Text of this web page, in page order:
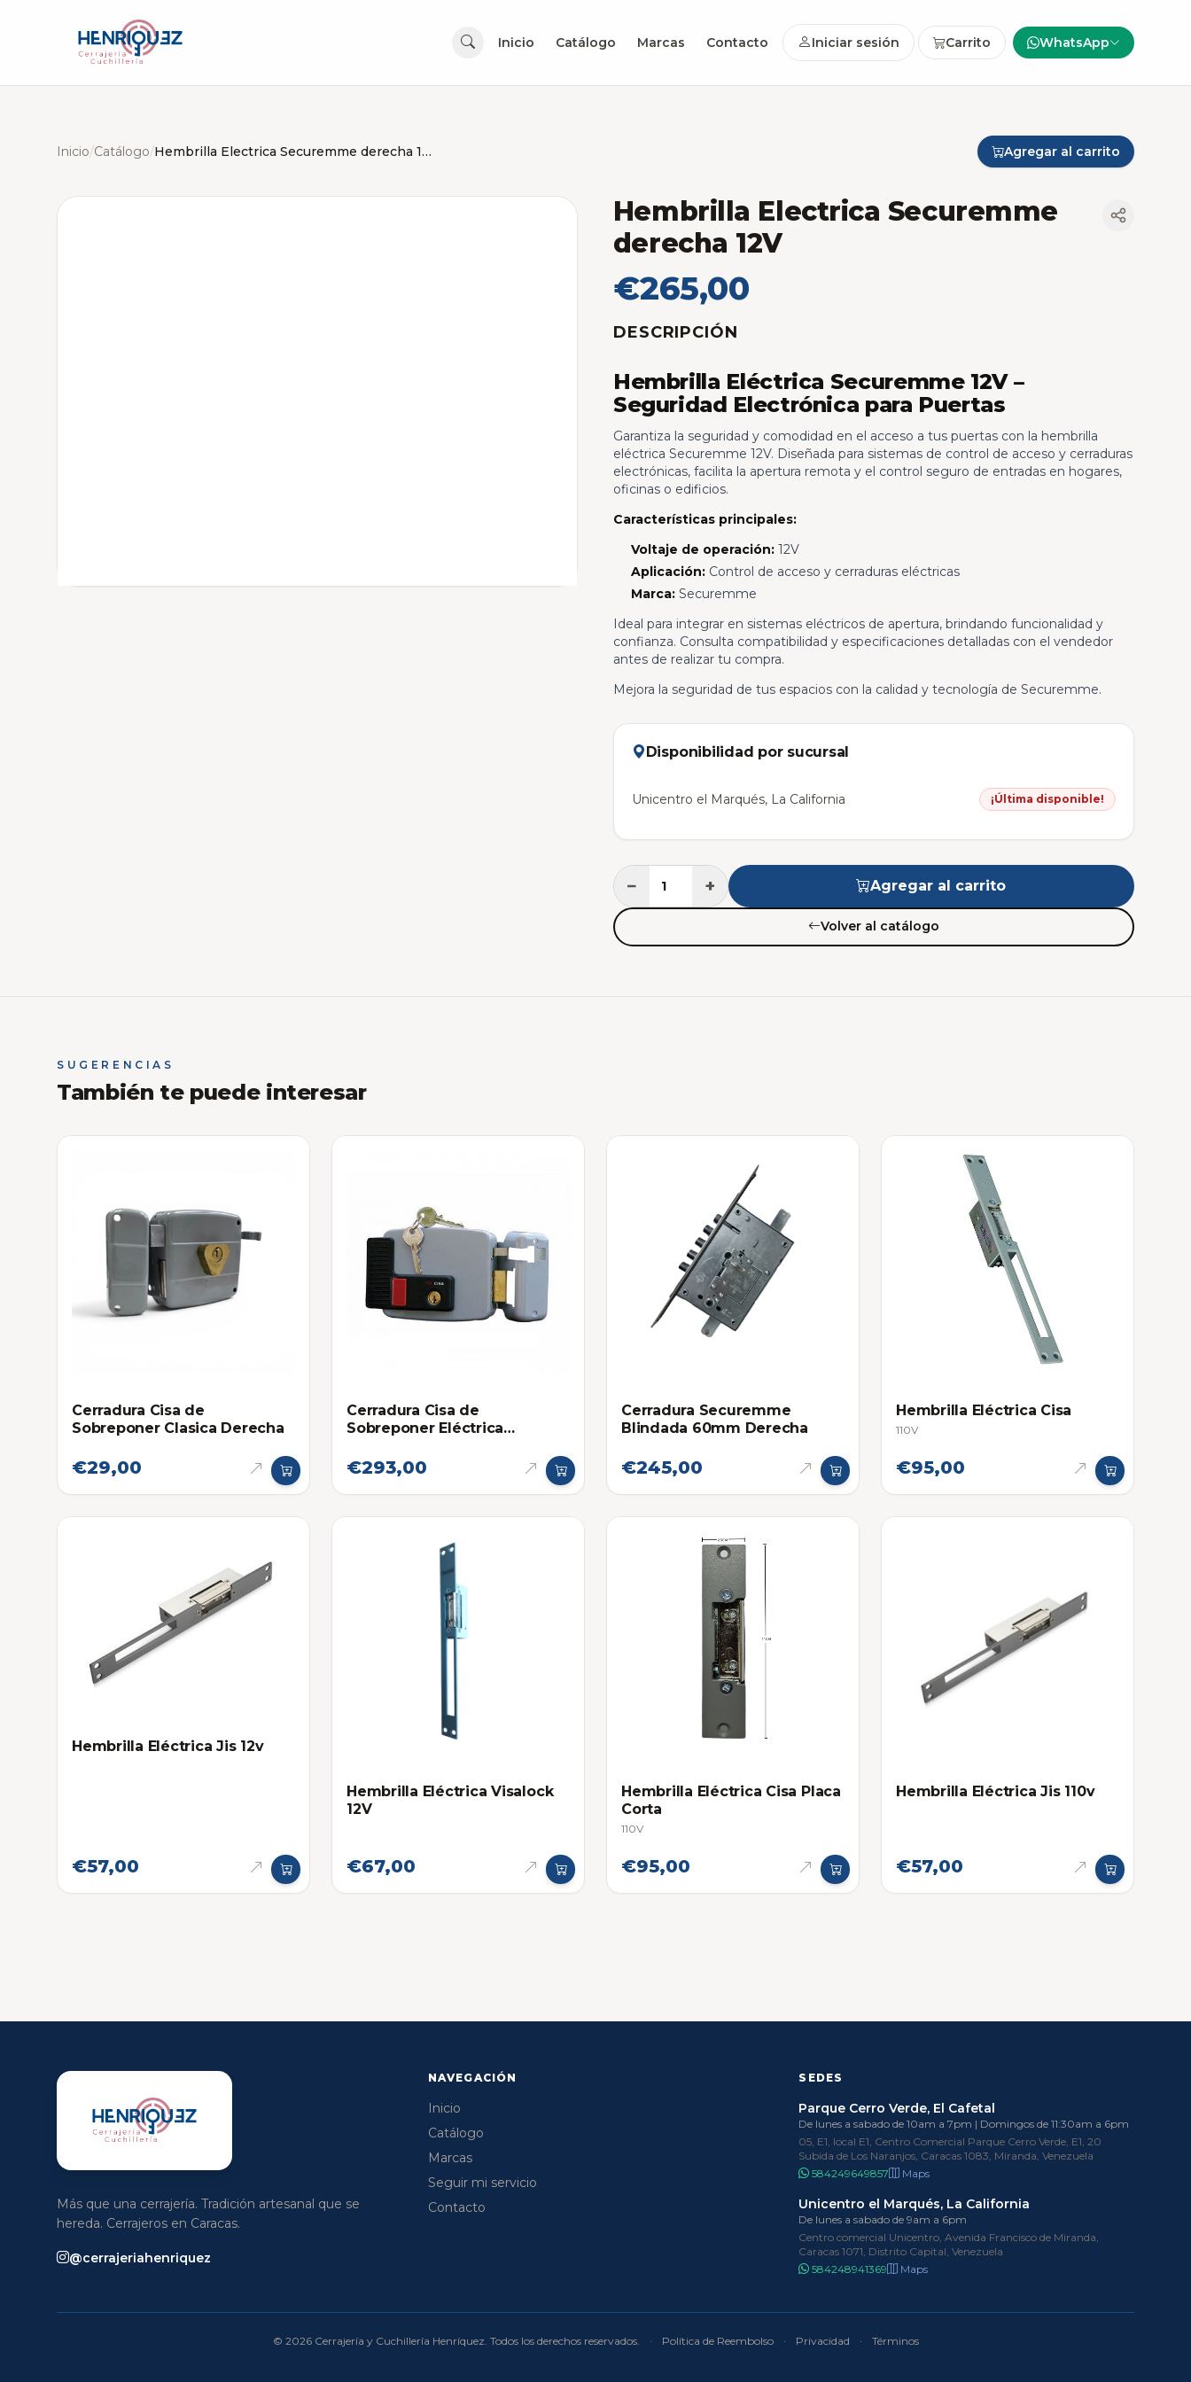
Inicio Catálogo Marcas Contacto Iniciar sesión Carrito WhatsApp
Inicio/Catálogo/ Hembrilla Electrica Securemme derecha 12V Agregar al carrito
Hembrilla Electrica Securemme
derecha 12V
€265,00
DESCRIPCIÓN
Hembrilla Eléctrica Securemme 12V –
Seguridad Electrónica para Puertas
Garantiza la seguridad y comodidad en el acceso a tus puertas con la hembrilla
eléctrica Securemme 12V. Diseñada para sistemas de control de acceso y cerraduras
electrónicas, facilita la apertura remota y el control seguro de entradas en hogares,
oficinas o edificios.
Características principales:
Voltaje de operación:12V
Aplicación:Control de acceso y cerraduras eléctricas
Marca:Securemme
Ideal para integrar en sistemas eléctricos de apertura, brindando funcionalidad y
confianza. Consulta compatibilidad y especificaciones detalladas con el vendedor
antes de realizar tu compra.
Mejora la seguridad de tus espacios con la calidad y tecnología de Securemme.
Disponibilidad por sucursal
Unicentro el Marqués, La California ¡Última disponible!
− + Agregar al carrito
Volver al catálogo
SUGERENCIAS
También te puede interesar
Cerradura Cisa de
Sobreponer Clasica Derecha
€29,00
Cerradura Cisa de
Sobreponer Eléctrica
€293,00
Cerradura Securemme
Blindada 60mm Derecha
€245,00
Hembrilla Eléctrica Cisa
110V
€95,00
Hembrilla Eléctrica Jis 12v
€57,00
Hembrilla Eléctrica Visalock
12V
€67,00
Hembrilla Eléctrica Cisa Placa
Corta
110V
€95,00
Hembrilla Eléctrica Jis 110v
€57,00
Más que una cerrajería. Tradición artesanal que se
hereda. Cerrajeros en Caracas.
@cerrajeriahenriquez
NAVEGACIÓN
Inicio
Catálogo
Marcas
Seguir mi servicio
Contacto
SEDES
Parque Cerro Verde, El Cafetal
De lunes a sabado de 10am a 7pm | Domingos de 11:30am a 6pm
05, E1, local E1, Centro Comercial Parque Cerro Verde, E1, 20
Subida de Los Naranjos, Caracas 1083, Miranda, Venezuela
584249649857
Maps
Unicentro el Marqués, La California
De lunes a sabado de 9am a 6pm
Centro comercial Unicentro, Avenida Francisco de Miranda,
Caracas 1071, Distrito Capital, Venezuela
584248941369
Maps
© 2026 Cerrajería y Cuchillería Henríquez. Todos los derechos reservados. · Política de Reembolso · Privacidad · Términos